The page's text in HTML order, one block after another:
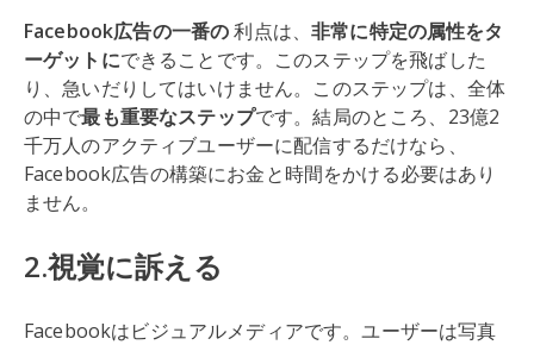
Facebook広告の一番の利点は、非常に特定の属性をタ
ーゲットにできることです。このステップを飛ばした
り、急いだりしてはいけません。このステップは、全体
の中で最も重要なステップです。結局のところ、23億2
千万人のアクティブユーザーに配信するだけなら、
Facebook広告の構築にお金と時間をかける必要はあり
ません。
2.視覚に訴える
Facebookはビジュアルメディアです。ユーザーは写真